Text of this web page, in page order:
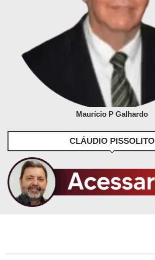
Maurício P Galhardo
CLÁUDIO PISSOLITO